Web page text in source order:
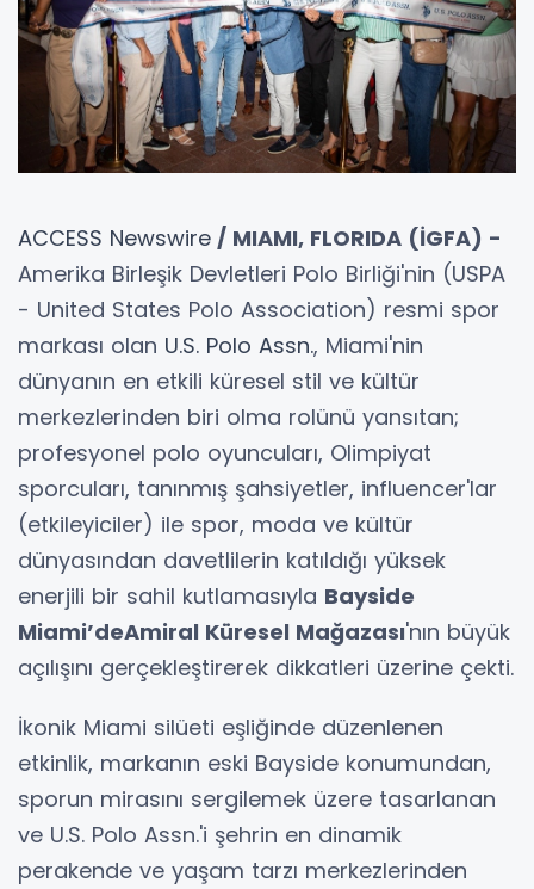
ACCESS Newswire / MIAMI, FLORIDA (İGFA) -
Amerika Birleşik Devletleri Polo Birliği'nin (USPA
- United States Polo Association) resmi spor
markası olan U.S. Polo Assn., Miami'nin
dünyanın en etkili küresel stil ve kültür
merkezlerinden biri olma rolünü yansıtan;
profesyonel polo oyuncuları, Olimpiyat
sporcuları, tanınmış şahsiyetler, influencer'lar
(etkileyiciler) ile spor, moda ve kültür
dünyasından davetlilerin katıldığı yüksek
enerjili bir sahil kutlamasıyla Bayside
Miami’deAmiral Küresel Mağazası'nın büyük
açılışını gerçekleştirerek dikkatleri üzerine çekti.
İkonik Miami silüeti eşliğinde düzenlenen
etkinlik, markanın eski Bayside konumundan,
sporun mirasını sergilemek üzere tasarlanan
ve U.S. Polo Assn.'i şehrin en dinamik
perakende ve yaşam tarzı merkezlerinden